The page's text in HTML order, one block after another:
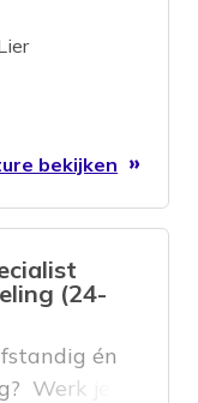
bekijken
(24-
én
Werk je